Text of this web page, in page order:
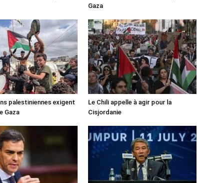
Gaza
palestiniennes exigent
Gaza
Le Chili appelle à agir pour la
Cisjordanie